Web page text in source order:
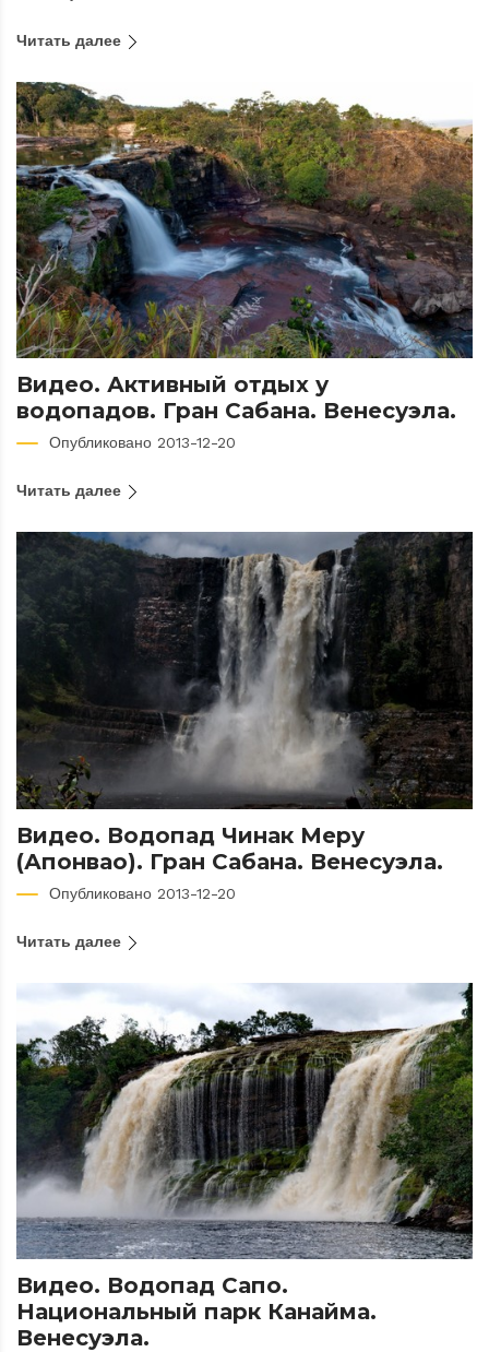
Читать далее
Видео. Активный отдых у
водопадов. Гран Сабана. Венесуэла.
Опубликовано 2013-12-20
Читать далее
Видео. Водопад Чинак Меру
(Апонвао). Гран Сабана. Венесуэла.
Опубликовано 2013-12-20
Читать далее
Видео. Водопад Сапо.
Национальный парк Канайма.
Венесуэла.